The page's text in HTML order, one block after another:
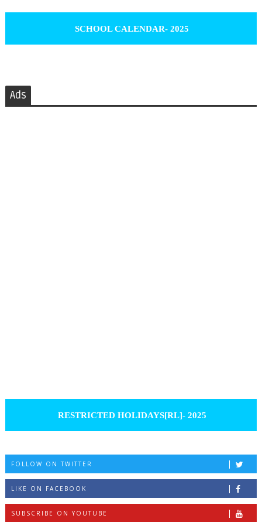
SCHOOL CALENDAR- 2025
Ads
RESTRICTED HOLIDAYS[RL]- 2025
FOLLOW ON TWITTER
LIKE ON FACEBOOK
SUBSCRIBE ON YOUTUBE